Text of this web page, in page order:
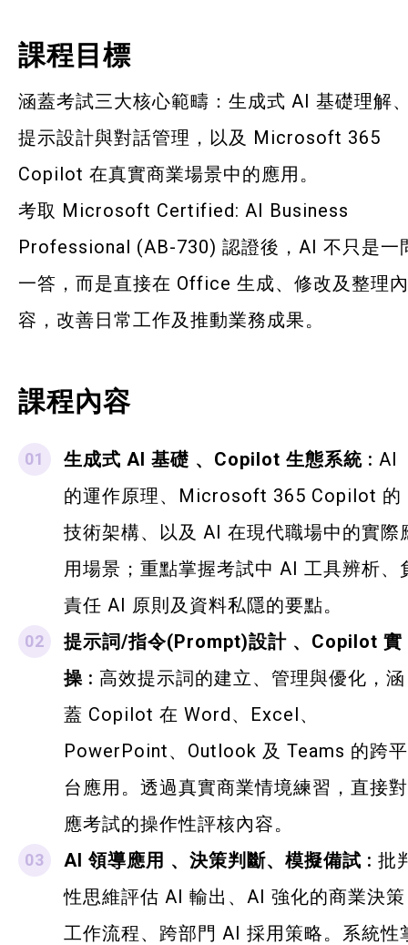
課程目標
涵蓋考試三大核心範疇：生成式 AI 基礎理解
提示設計與對話管理，以及 Microsoft 365
Copilot 在真實商業場景中的應用。
考取 Microsoft Certified: AI Business
Professional (AB-730) 認證後， AI 不只是一
一答，而是直接在 Office 生成、修改及整理內
容，改善日常工作及推動業務成果。
課程內容
生成式 AI 基礎 、Copilot 生態系統 : AI
的運作原理、Microsoft 365 Copilot 的
技術架構、以及 AI 在現代職場中的實際
用場景；重點掌握考試中 AI 工具辨析、
責任 AI 原則及資料私隱的要點。
提示詞/指令(Prompt)設計 、Copilot 實
操 : 高效提示詞的建立、管理與優化，涵
蓋 Copilot 在 Word、Excel、
PowerPoint、Outlook 及 Teams 的跨平
台應用。透過真實商業情境練習，直接對
應考試的操作性評核內容。
AI 領導應用 、決策判斷、模擬備試 : 批
性思維評估 AI 輸出、AI 強化的商業決策
工作流程、跨部門 AI 採用策略。系統性